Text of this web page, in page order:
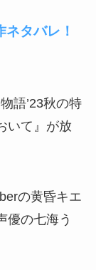
タバレ！
語’23秋の特
いて』が放
の黄昏キエ
優の七海う